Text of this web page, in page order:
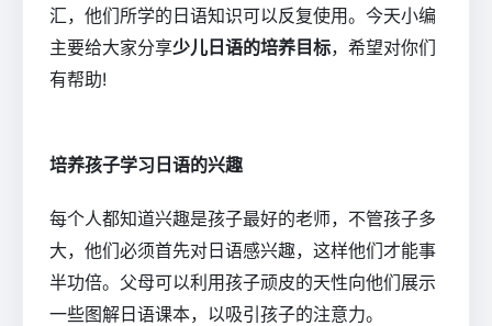
汇，他们所学的日语知识可以反复使用。今天小编
主要给大家分享少儿日语的培养目标，希望对你们
有帮助!
培养孩子学习日语的兴趣
每个人都知道兴趣是孩子最好的老师，不管孩子多
大，他们必须首先对日语感兴趣，这样他们才能事
半功倍。父母可以利用孩子顽皮的天性向他们展示
一些图解日语课本，以吸引孩子的注意力。